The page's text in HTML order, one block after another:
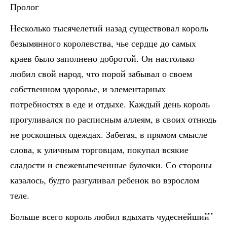
Пролог
Несколько тысячелетий назад существовал король
безымянного королевства, чье сердце до самых
краев было заполнено добротой. Он настолько
любил свой народ, что порой забывал о своем
собственном здоровье, и элементарных
потребностях в еде и отдыхе. Каждый день король
прогуливался по расписным аллеям, в своих отнюдь
не роскошных одеждах. Забегая, в прямом смысле
слова, к уличным торговцам, покупал всякие
сладости и свежевыпеченные булочки. Со стороны
казалось, будто разгуливал ребенок во взрослом
теле.
Больше всего король любил вдыхать чудеснейший